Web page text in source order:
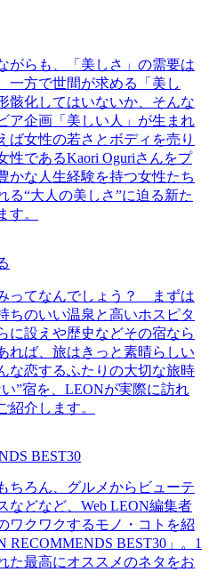
がらも、「美しさ」の需要は
一方で世間が求める「美し
骸化してはいないか、そんな
ア企画「美しい人」が生まれ
ば女性の若さとボディを売り
性であるKaori Oguriさんをプ
かな人生経験を持つ女性たち
る“大人の美しさ”に迫る新た
す。
ってなんでしょう？ まずは
ちのいい温泉と高いホスピタ
に設えや歴史などその宿なら
れば、旅はきっと素晴らしい
な恋するふたりの大切な旅時
”宿を、LEONが実際に訪れ
紹介します。
BEST30
ちろん、グルメからビューテ
などなど、Web LEON編集者
ワクワクするモノ・コトを紹
RECOMMENDS BEST30」。1
た最高にオススメのネタをお